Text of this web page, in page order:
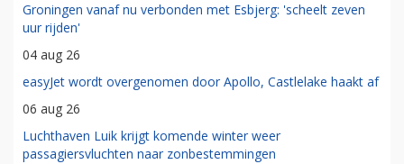
Groningen vanaf nu verbonden met Esbjerg: 'scheelt zeven
uur rijden'
04 aug 26
easyJet wordt overgenomen door Apollo, Castlelake haakt af
06 aug 26
Luchthaven Luik krijgt komende winter weer
passagiersvluchten naar zonbestemmingen